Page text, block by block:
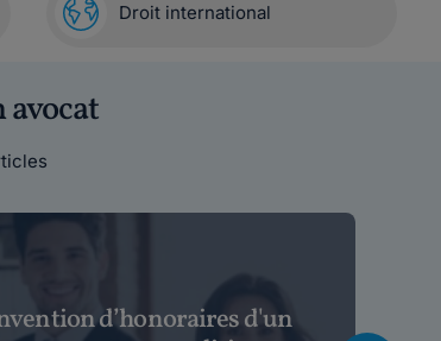
Droit international
avocat
d’honoraires d'un